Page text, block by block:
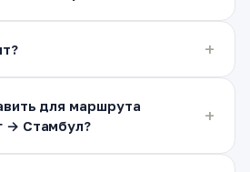
для маршрута
→ Стамбул?